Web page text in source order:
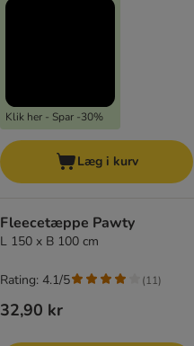
Klik her - Spar -30%
Læg i kurv
Fleecetæppe Pawty
L 150 x B 100 cm
32,90 kr
Rating: 4.1/5 (11)